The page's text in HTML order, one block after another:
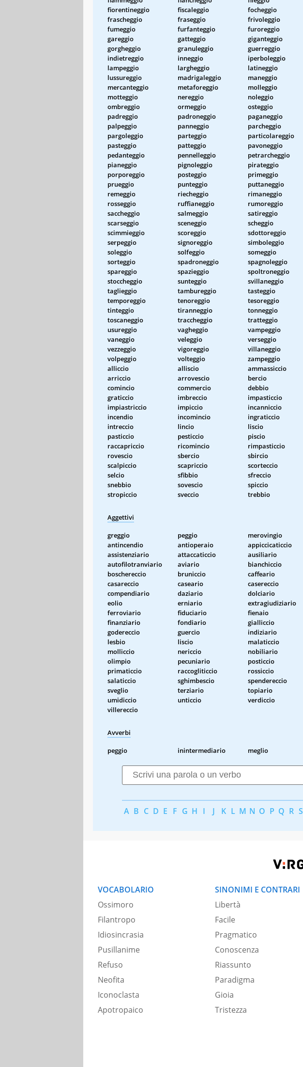
fiorentineggio
fiscaleggio focheggio
frascheggio
fraseggio frivoleggio
fumeggio
furfanteggio furoreggio
gareggio
gatteggio giganteggio
gorgheggio
granuleggio guerreggio
indietreggio
inneggio iperboleggio
lampeggio
largheggio latineggio
lussureggio
madrigaleggio maneggio
mercanteggio
metaforeggio molleggio
motteggio
nereggio noleggio
ombreggio
ormeggio osteggio
padreggio
padroneggio paganeggio
palpeggio
panneggio parcheggio
pargoleggio
parteggio particolareggio
pasteggio
patteggio pavoneggio
pedanteggio
pennelleggio petrarcheggio
pianeggio
pignoleggio pirateggio
porporeggio
posteggio primeggio
prueggio
punteggio puttaneggio
remeggio
riecheggio rimaneggio
rosseggio
ruffianeggio rumoreggio
saccheggio
salmeggio satireggio
scarseggio
sceneggio scheggio
scimmieggio
scoreggio sdottoreggio
serpeggio
signoreggio simboleggio
soleggio
solfeggio someggio
sorteggio
spadroneggio spagnoleggio
spareggio
spazieggio spoltroneggio
stoccheggio
sunteggio svillaneggio
taglieggio
tambureggio tasteggio
temporeggio
tenoreggio tesoreggio
tinteggio
tiranneggio tonneggio
toscaneggio
traccheggio tratteggio
usureggio
vagheggio vampeggio
vaneggio
veleggio verseggio
vezzeggio
vigoreggio villaneggio
volpeggio
volteggio zampeggio
alliccio
alliscio ammassiccio
arriccio
arrovescio bercio
comincio
commercio debbio
graticcio
imbreccio impasticcio
impiastriccio
impiccio incanniccio
incendio
incomincio ingraticcio
intreccio
lincio liscio
pasticcio
pesticcio piscio
raccapriccio
ricomincio rimpasticcio
rovescio
sbercio sbircio
scalpiccio
scapriccio scorteccio
selcio
sfibbio sfreccio
snebbio
sovescio spiccio
stropiccio
sveccio trebbio
Aggettivi
greggio peggio merovingio
antincendio
antioperaio appiccicaticcio
assistenziario
attaccaticcio ausiliario
autofilotranviario
aviario bianchiccio
boschereccio
bruniccio caffeario
casareccio
caseario casereccio
compendiario
daziario dolciario
eolio
erniario extragiudiziario
ferroviario
fiduciario fienaio
finanziario
fondiario gialliccio
godereccio
guercio indiziario
lesbio
liscio malaticcio
molliccio
nericcio nobiliario
olimpio
pecuniario posticcio
primaticcio
raccogliticcio rossiccio
salaticcio
sghimbescio spendereccio
sveglio
terziario topiario
umidiccio
unticcio verdiccio
villereccio
Avverbi
peggio inintermediario meglio
A B C D E F G H I J K L M N O P Q R S
VOCABOLARIO
Ossimoro
Filantropo
Idiosincrasia
Pusillanime
Refuso
Neofita
Iconoclasta
Apotropaico
SINONIMI E CONTRARI
Libertà
Facile
Pragmatico
Conoscenza
Riassunto
Paradigma
Gioia
Tristezza